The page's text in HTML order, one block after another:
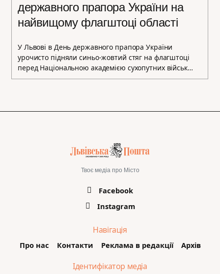
державного прапора України на
найвищому флагштоці області
У Львові в День державного прапора України
урочисто підняли синьо-жовтий стяг на флагштоці
перед Національною академією сухопутних військ…
Твоє медіа про Місто
Facebook
Instagram
Навігація
Про нас Контакти Реклама в редакції Архів
Ідентифікатор медіа